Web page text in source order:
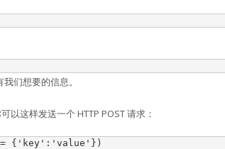
们想要的信息。
以这样发送一个 HTTP POST 请求：
= { 'key' : 'value' })